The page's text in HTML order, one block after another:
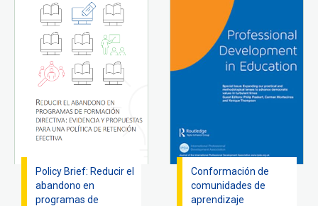
Policy Brief: Reducir el
abandono en
programas de
Conformación de
comunidades de
aprendizaje